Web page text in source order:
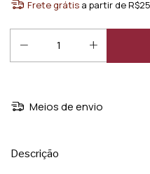
Frete grátis a partir de
Meios de envio
Descrição